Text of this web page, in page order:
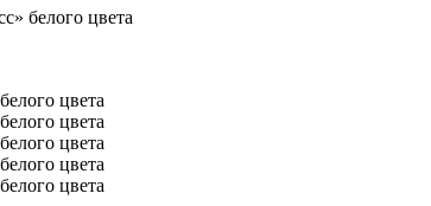
белого цвета